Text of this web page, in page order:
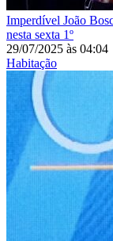
Imperdível João
nesta sexta 1º
29/07/2025 às 04:04
Habitação